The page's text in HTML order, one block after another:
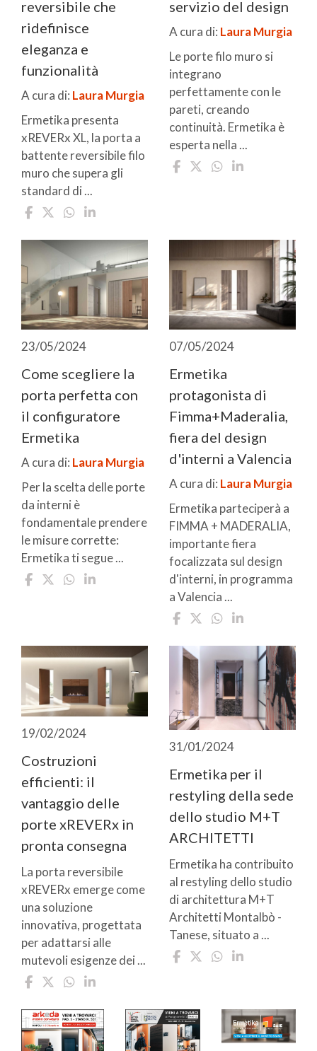
reversibile che
ridefinisce
eleganza e
funzionalità
A cura di: Laura Murgia
Ermetika presenta
xREVERx XL, la porta a
battente reversibile filo
muro che supera gli
standard di ...
servizio del design
A cura di: Laura Murgia
Le porte filo muro si
integrano
perfettamente con le
pareti, creando
continuità. Ermetika è
esperta nella ...
23/05/2024
Come scegliere la
porta perfetta con
il configuratore
Ermetika
A cura di: Laura Murgia
Per la scelta delle porte
da interni è
fondamentale prendere
le misure corrette:
Ermetika ti segue ...
07/05/2024
Ermetika
protagonista di
Fimma+Maderalia,
fiera del design
d'interni a Valencia
A cura di: Laura Murgia
Ermetika parteciperà a
FIMMA + MADERALIA,
importante fiera
focalizzata sul design
d'interni, in programma
a Valencia ...
19/02/2024
Costruzioni
efficienti: il
vantaggio delle
porte xREVERx in
pronta consegna
La porta reversibile
xREVERx emerge come
una soluzione
innovativa, progettata
per adattarsi alle
mutevoli esigenze dei ...
31/01/2024
Ermetika per il
restyling della sede
dello studio M+T
ARCHITETTI
Ermetika ha contribuito
al restyling dello studio
di architettura M+T
Architetti Montalbò -
Tanese, situato a ...